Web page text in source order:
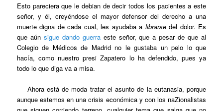
Esto pareciera que le debian de decir todos los pacientes a este
señor, y él, creyéndose el mayor defensor del derecho a una
muerte digna de cada cual, les ayudaba a librarsedel dolor. Es
que aún sigue dando guerraeste señor, que a pesar de que al
Colegio de Médicos de Madrid no le gustaba un pelo lo que
hacía, como nuestro presi Zapatero lo ha defendido, pues ya
todo lo que diga va a misa.
Ahora está de moda tratar el asunto de la eutanasia, porque
aunque estemos en una crisis económica y con los naZionalistas